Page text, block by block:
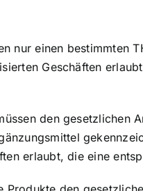
nur einen bestimmten
Geschäften
den gesetzlichen
erlaubt, die eine